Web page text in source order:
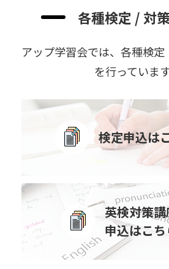
各種検定 / 対
アップ学習会では、各種検
を⾏っています
検定申込は
英検対策
申込はこち